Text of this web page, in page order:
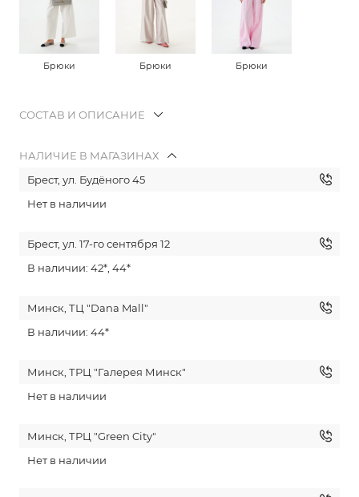
Брюки Брюки Брюки
СОСТАВ И ОПИСАНИЕ
НАЛИЧИЕ В МАГАЗИНАХ
Брест, ул. Будёного 45
Нет в наличии
Брест, ул. 17-го сентября 12
В наличии: 42*, 44*
Минск, ТЦ "Dana Mall"
В наличии: 44*
Минск, ТРЦ "Галерея Минск"
Нет в наличии
Минск, ТРЦ "Green City"
Нет в наличии